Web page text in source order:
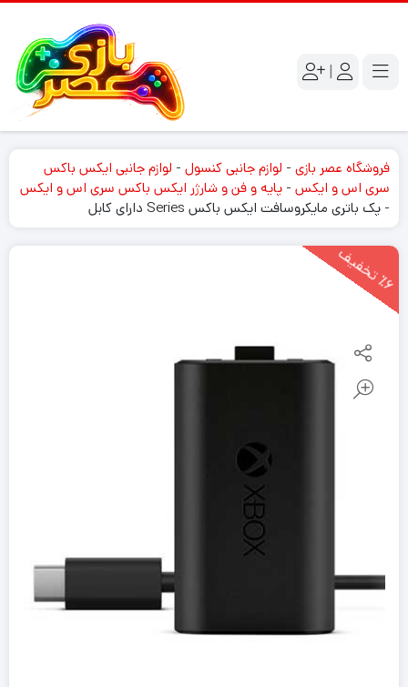
|
فروشگاه عصر بازی - لوازم جانبی کنسول - لوازم جانبی ایکس باکس
سری اس و ایکس - پایه و فن و شارژر ایکس باکس سری اس و ایکس
- پک باتری مایکروسافت ایکس باکس Series دارای کابل
٪6
ت
خ
ف
یف